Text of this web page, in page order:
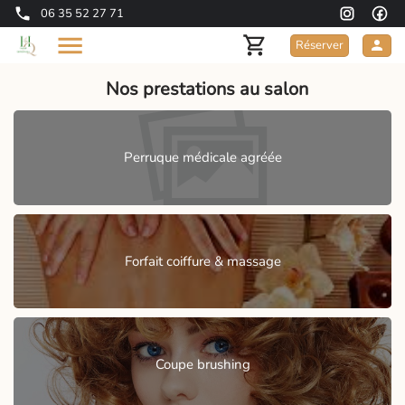
06 35 52 27 71
Réserver
Nos prestations au salon
Perruque médicale agréée
Forfait coiffure & massage
Coupe brushing